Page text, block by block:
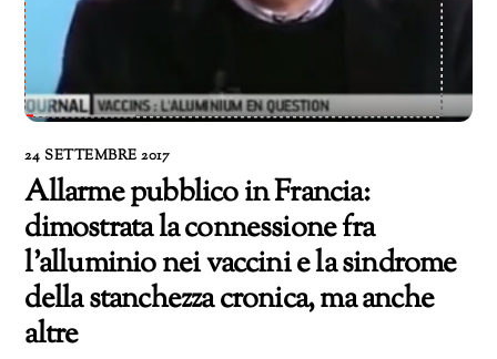
24 SETTEMBRE 2017
Allarme pubblico in Francia:
dimostrata la connessione fra
l’alluminio nei vaccini e la sindrome
della stanchezza cronica, ma anche
altre